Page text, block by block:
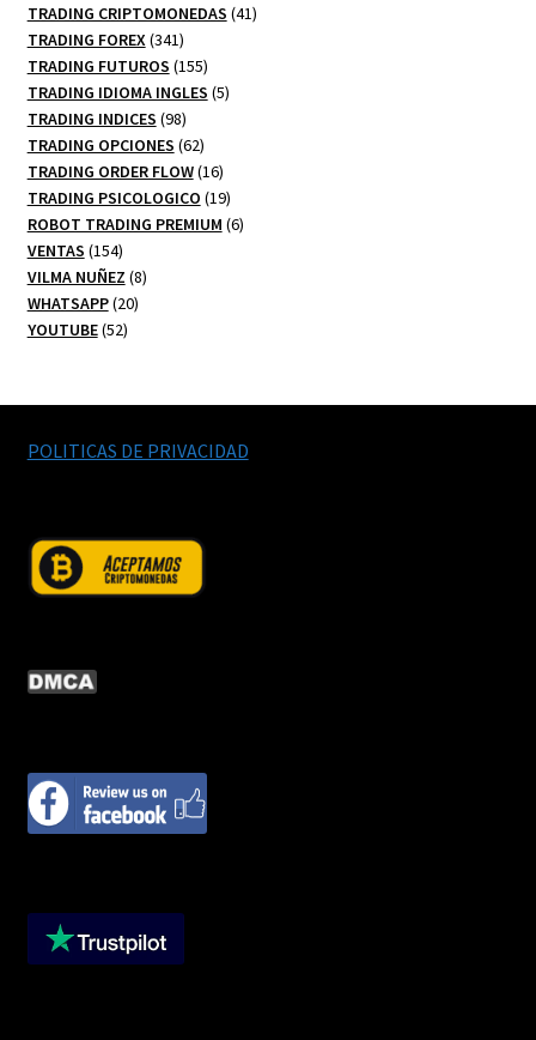
productos
TRADING CRIPTOMONEDAS 4141
TRADING FOREX 341341
productos
TRADING FUTUROS 155155
productos
TRADING IDIOMA INGLES 55
TRADING INDICES 9898
productos
TRADING OPCIONES 6262
productos
TRADING ORDER FLOW 1616
productos
TRADING PSICOLOGICO 1919
productos
ROBOT TRADING PREMIUM 66
VENTAS 154154
productos
VILMA NUÑEZ 88
WHATSAPP 2020
YOUTUBE 5252
POLITICAS DE PRIVACIDAD